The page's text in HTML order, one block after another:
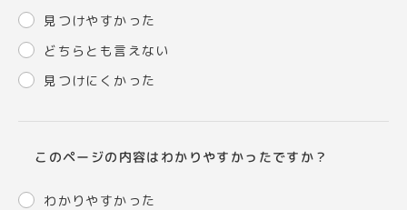
見つけやすかった
どちらとも言えない
見つけにくかった
このページの内容はわかりやすかったですか？
わかりやすかった